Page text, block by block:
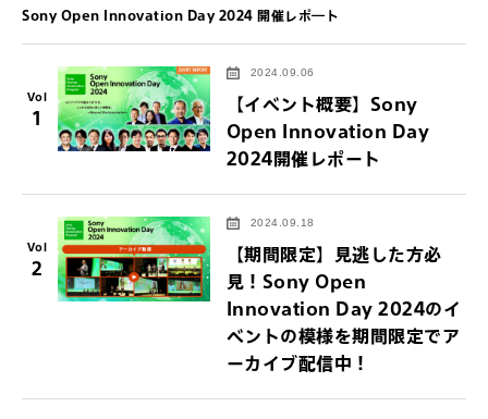
Sony Open Innovation Day 2024 開催レポ―ト
Vol
1
2024.09.06
【イベント概要】Sony
Open Innovation Day
2024開催レポート
Vol
2
2024.09.18
【期間限定】見逃した方必
見！Sony Open
Innovation Day 2024のイ
ベントの模様を期間限定でア
ーカイブ配信中！